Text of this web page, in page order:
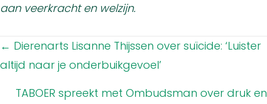
aan veerkracht en welzijn.
Posts
navigation
← Dierenarts Lisanne Thijssen over suïcide: ‘Luister
altijd naar je onderbuikgevoel’
TABOER spreekt met Ombudsman over druk en